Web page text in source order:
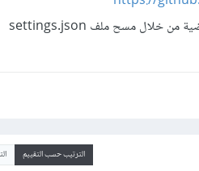
الترتيب حسب التقييم